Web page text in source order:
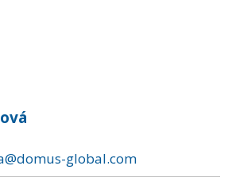
global.com